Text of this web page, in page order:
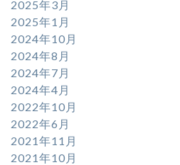
2025年3月
2025年1月
2024年10月
2024年8月
2024年7月
2024年4月
2022年10月
2022年6月
2021年11月
2021年10月